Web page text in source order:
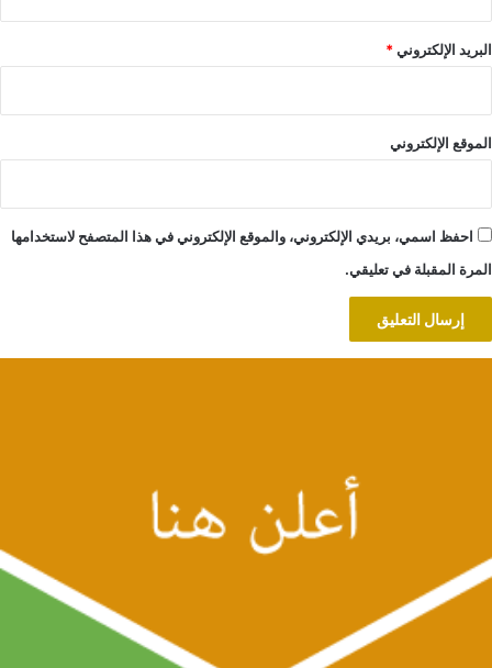
البريد الإلكتروني*
الموقع الإلكتروني
احفظ اسمي، بريدي الإلكتروني، والموقع الإلكتروني في هذا المتصفح لاستخدامها
المرة المقبلة في تعليقي.